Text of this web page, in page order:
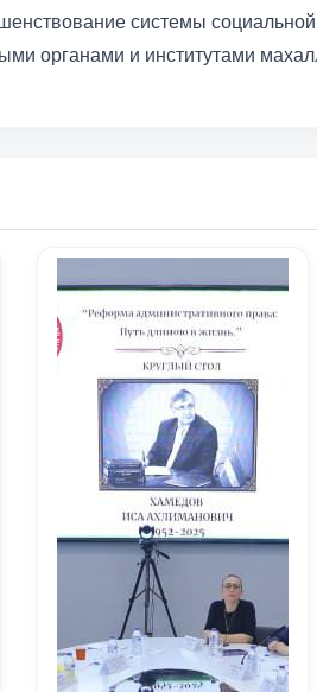
системы социальной
органами и институтами